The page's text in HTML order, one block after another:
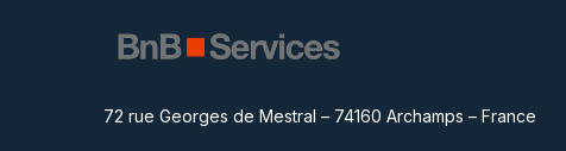
72 rue Georges de Mestral – 74160 Archamps – France